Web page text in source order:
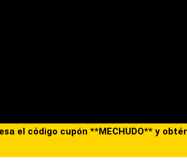
el código cupón **MECHUDO** y